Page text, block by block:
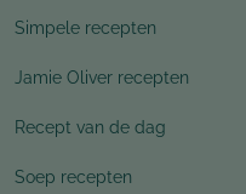
Simpele recepten
Jamie Oliver recepten
Recept van de dag
Soep recepten